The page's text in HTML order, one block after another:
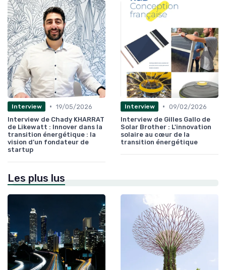
Interview • 19/05/2026
Interview de Chady KHARRAT
de Likewatt : Innover dans la
transition énergétique : la
vision d’un fondateur de
startup
Interview • 09/02/2026
Interview de Gilles Gallo de
Solar Brother : L'innovation
solaire au cœur de la
transition énergétique
Les plus lus